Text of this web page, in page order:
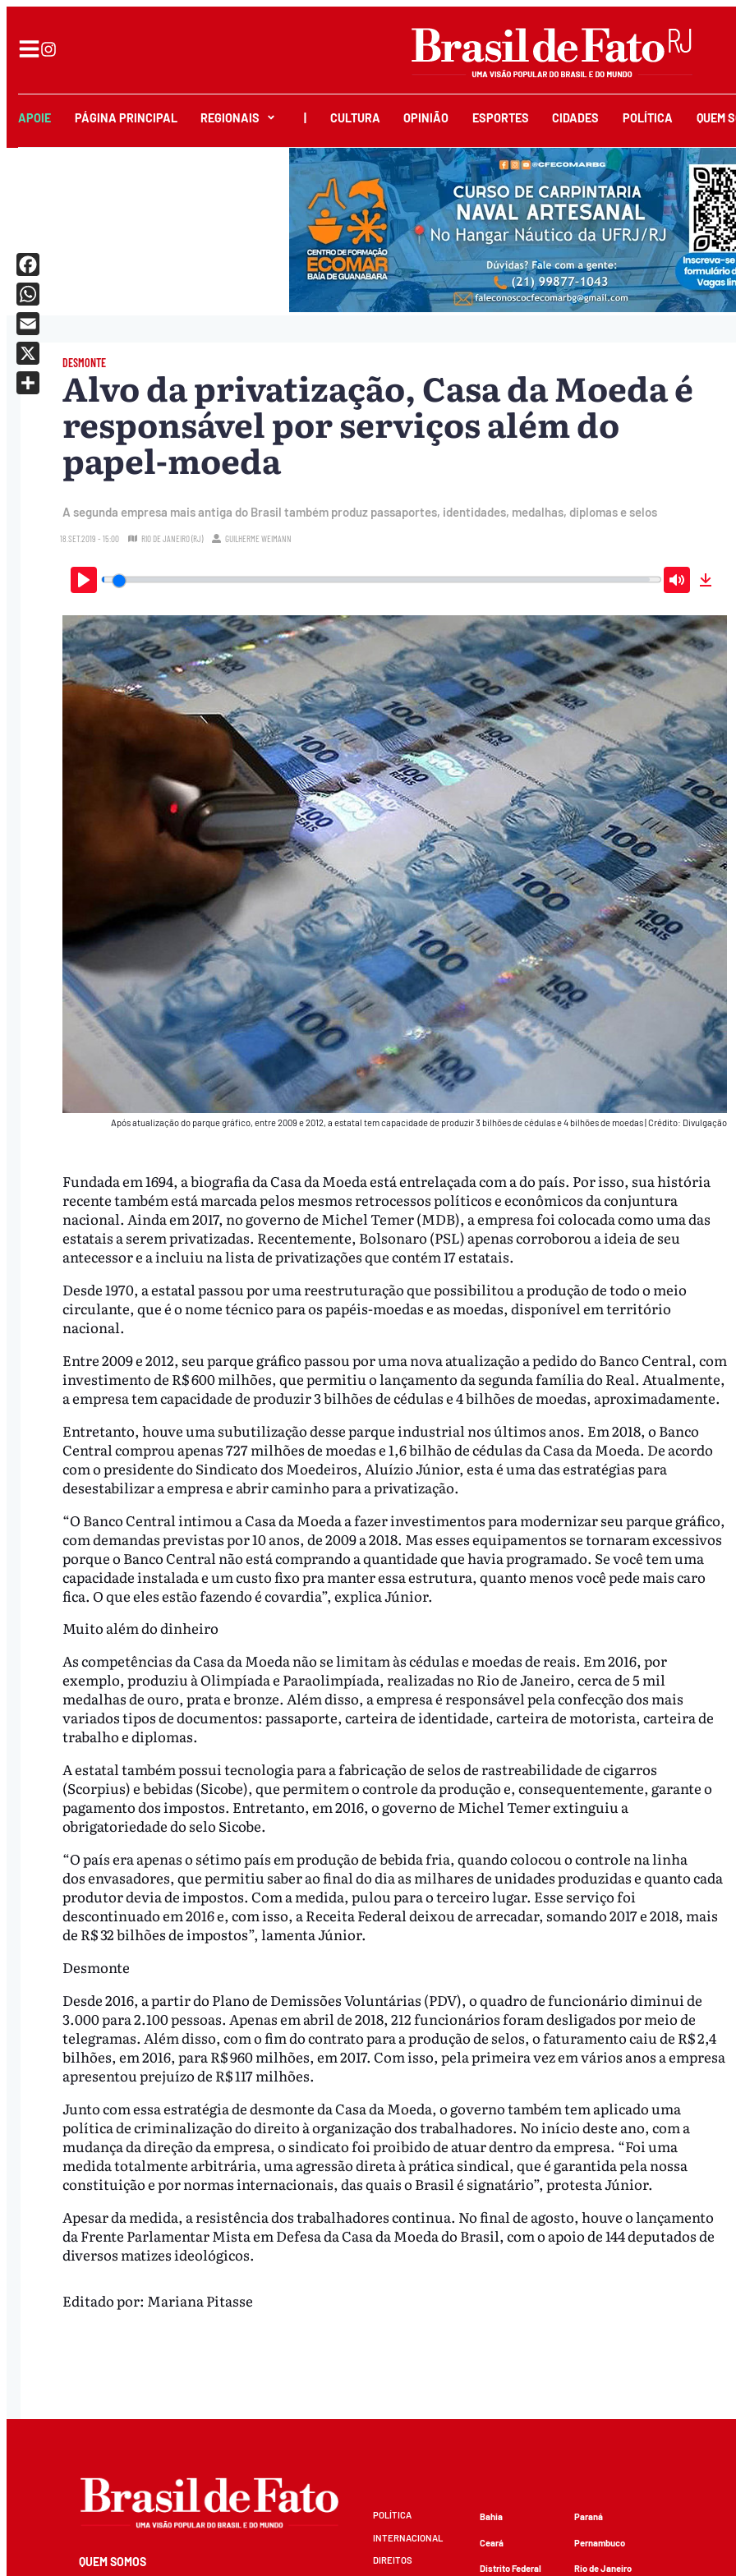
APOIE PÁGINA PRINCIPAL REGIONAIS CULTURA OPINIÃO ESPORTES CIDADES POLÍTICA QUEM
DESMONTE
Alvo da privatização, Casa da Moeda é
responsável por serviços além do
papel-moeda
A segunda empresa mais antiga do Brasil também produz passaportes, identidades, medalhas, diplomas e selos
18.SET.2019 - 15:00 RIO DE JANEIRO (RJ) GUILHERME WEIMANN
Play Mute
Após atualização do parque gráfico, entre 2009 e 2012, a estatal tem capacidade de produzir 3 bilhões de cédulas e 4 bilhões de moedas Crédito: Divulgação
Fundada em 1694, a biografia da Casa da Moeda está entrelaçada com a do país. Por isso, sua história
recente também está marcada pelos mesmos retrocessos políticos e econômicos da conjuntura
nacional. Ainda em 2017, no governo de Michel Temer (MDB), a empresa foi colocada como uma das
estatais a serem privatizadas. Recentemente, Bolsonaro (PSL) apenas corroborou a ideia de seu
antecessor e a incluiu na lista de privatizações que contém 17 estatais.
Desde 1970, a estatal passou por uma reestruturação que possibilitou a produção de todo o meio
circulante, que é o nome técnico para os papéis-moedas e as moedas, disponível em território
nacional.
Entre 2009 e 2012, seu parque gráfico passou por uma nova atualização a pedido do Banco Central, com
investimento de R$ 600 milhões, que permitiu o lançamento da segunda família do Real. Atualmente,
a empresa tem capacidade de produzir 3 bilhões de cédulas e 4 bilhões de moedas, aproximadamente.
Entretanto, houve uma subutilização desse parque industrial nos últimos anos. Em 2018, o Banco
Central comprou apenas 727 milhões de moedas e 1,6 bilhão de cédulas da Casa da Moeda. De acordo
com o presidente do Sindicato dos Moedeiros, Aluízio Júnior, esta é uma das estratégias para
desestabilizar a empresa e abrir caminho para a privatização.
“O Banco Central intimou a Casa da Moeda a fazer investimentos para modernizar seu parque gráfico,
com demandas previstas por 10 anos, de 2009 a 2018. Mas esses equipamentos se tornaram excessivos
porque o Banco Central não está comprando a quantidade que havia programado. Se você tem uma
capacidade instalada e um custo fixo pra manter essa estrutura, quanto menos você pede mais caro
fica. O que eles estão fazendo é covardia”, explica Júnior.
Muito além do dinheiro
As competências da Casa da Moeda não se limitam às cédulas e moedas de reais. Em 2016, por
exemplo, produziu à Olimpíada e Paraolimpíada, realizadas no Rio de Janeiro, cerca de 5 mil
medalhas de ouro, prata e bronze. Além disso, a empresa é responsável pela confecção dos mais
variados tipos de documentos: passaporte, carteira de identidade, carteira de motorista, carteira de
trabalho e diplomas.
A estatal também possui tecnologia para a fabricação de selos de rastreabilidade de cigarros
(Scorpius) e bebidas (Sicobe), que permitem o controle da produção e, consequentemente, garante o
pagamento dos impostos. Entretanto, em 2016, o governo de Michel Temer extinguiu a
obrigatoriedade do selo Sicobe.
“O país era apenas o sétimo país em produção de bebida fria, quando colocou o controle na linha
dos envasadores, que permitiu saber ao final do dia as milhares de unidades produzidas e quanto cada
produtor devia de impostos. Com a medida, pulou para o terceiro lugar. Esse serviço foi
descontinuado em 2016 e, com isso, a Receita Federal deixou de arrecadar, somando 2017 e 2018, mais
de R$ 32 bilhões de impostos”, lamenta Júnior.
Desmonte
Desde 2016, a partir do Plano de Demissões Voluntárias (PDV), o quadro de funcionário diminui de
3.000 para 2.100 pessoas. Apenas em abril de 2018, 212 funcionários foram desligados por meio de
telegramas. Além disso, com o fim do contrato para a produção de selos, o faturamento caiu de R$ 2,4
bilhões, em 2016, para R$ 960 milhões, em 2017. Com isso, pela primeira vez em vários anos a empresa
apresentou prejuízo de R$ 117 milhões.
Junto com essa estratégia de desmonte da Casa da Moeda, o governo também tem aplicado uma
política de criminalização do direito à organização dos trabalhadores. No início deste ano, com a
mudança da direção da empresa, o sindicato foi proibido de atuar dentro da empresa. “Foi uma
medida totalmente arbitrária, uma agressão direta à prática sindical, que é garantida pela nossa
constituição e por normas internacionais, das quais o Brasil é signatário”, protesta Júnior.
Apesar da medida, a resistência dos trabalhadores continua. No final de agosto, houve o lançamento
da Frente Parlamentar Mista em Defesa da Casa da Moeda do Brasil, com o apoio de 144 deputados de
diversos matizes ideológicos.
Facebook
WhatsApp
Email
X
Editado por: Mariana Pitasse
QUEM SOMOS
POLÍTICA
INTERNACIONAL
DIREITOS
Bahia
Ceará
Distrito Federal
Paraná
Pernambuco
Rio de Janeiro